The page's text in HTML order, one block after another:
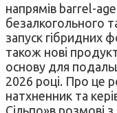
напрямів barrel-
безалкогольного
запуск гібридних
також нові
основу для
2026 році. Про це
натхненник та
Сільпо»в розмові